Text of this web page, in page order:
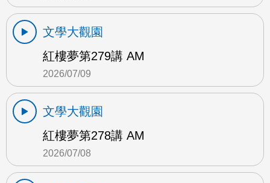
文學大觀園
紅樓夢第279講 AM
2026/07/09
文學大觀園
紅樓夢第278講 AM
2026/07/08